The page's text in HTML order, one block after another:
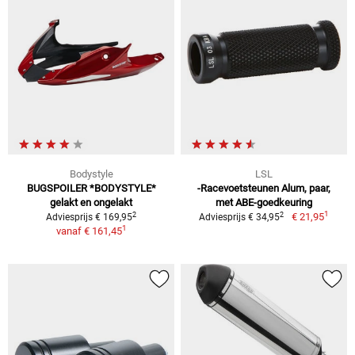
Bodystyle
BUGSPOILER *BODYSTYLE*
gelakt en ongelakt
Adviesprijs € 169,952
vanaf € 161,451
LSL
-Racevoetsteunen Alum, paar,
met ABE-goedkeuring
Adviesprijs € 34,952 € 21,951